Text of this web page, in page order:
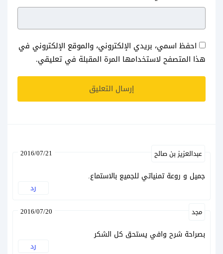
احفظ اسمي، بريدي الإلكتروني، والموقع الإلكتروني في
هذا المتصفح لاستخدامها المرة المقبلة في تعليقي.
عبدالعزيز بن صالح 2016/07/21
جميل و روعة تمنياتي للجميع بالاستماع.
رد
مجد 2016/07/20
بصراحة شرح وافي يستحق كل الشكر
رد